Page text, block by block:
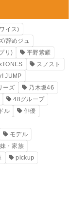
イス)
/辞めジュ
リ)
平野紫耀
スノスト
JUMP
ーズ
乃木坂46
48グループ
ル
俳優
モデル
・家族
pickup